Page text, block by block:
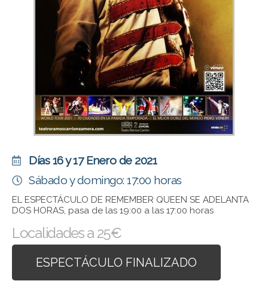
Días 16 y 17 Enero de 2021
Sábado y domingo: 17:00 horas
EL ESPECTÁCULO DE REMEMBER QUEEN SE ADELANTA
DOS HORAS, pasa de las 19:00 a las 17:00 horas
Localidades a 25€
ESPECTÁCULO FINALIZADO